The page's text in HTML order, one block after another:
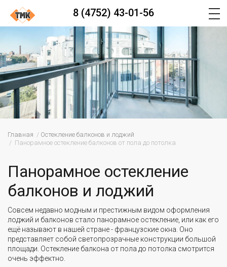
8 (4752) 43-01-56
Главная
Остекление балконов и лоджий
Панорамное остекление балконов от пола до потолка
Панорамное остекление
балконов и лоджий
Совсем недавно модным и престижным видом оформления
лоджий и балконов стало панорамное остекление, или как его
ещё называют в нашей стране - французские окна. Оно
представляет собой светопрозрачные конструкции большой
площади. Остекление балкона от пола до потолка смотрится
очень эффектно.